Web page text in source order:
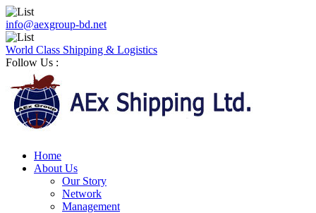
info@aexgroup-bd.net
World Class Shipping & Logistics
Follow Us :
Home
About Us
Our Story
Network
Management